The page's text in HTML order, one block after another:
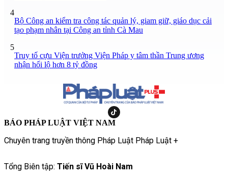
4
Bộ Công an kiểm tra công tác quản lý, giam giữ, giáo dục cải
tạo phạm nhân tại Công an tỉnh Cà Mau
5
Truy tố cựu Viện trưởng Viện Pháp y tâm thần Trung ương
nhận hối lộ hơn 8 tỷ đồng
BÁO PHÁP LUẬT VIỆT NAM
Chuyên trang truyền thông Pháp Luật Pháp Luật +
Tổng Biên tập: Tiến sĩ Vũ Hoài Nam